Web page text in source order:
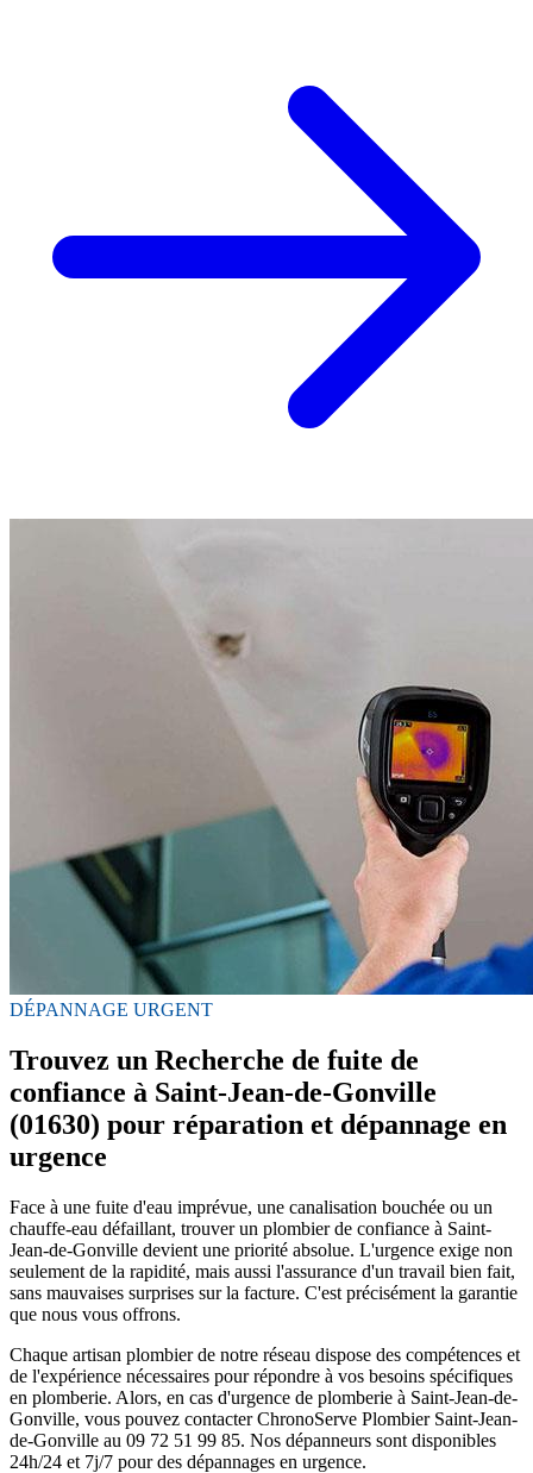
DÉPANNAGE URGENT
Trouvez un Recherche de fuite de
confiance à Saint-Jean-de-Gonville
(01630) pour réparation et dépannage en
urgence
Face à une fuite d'eau imprévue, une canalisation bouchée ou un
chauffe-eau défaillant, trouver un plombier de confiance à Saint-
Jean-de-Gonville devient une priorité absolue. L'urgence exige non
seulement de la rapidité, mais aussi l'assurance d'un travail bien fait,
sans mauvaises surprises sur la facture. C'est précisément la garantie
que nous vous offrons.
Chaque artisan plombier de notre réseau dispose des compétences et
de l'expérience nécessaires pour répondre à vos besoins spécifiques
en plomberie. Alors, en cas d'urgence de plomberie à Saint-Jean-de-
Gonville, vous pouvez contacter ChronoServe Plombier Saint-Jean-
de-Gonville au 09 72 51 99 85. Nos dépanneurs sont disponibles
24h/24 et 7j/7 pour des dépannages en urgence.